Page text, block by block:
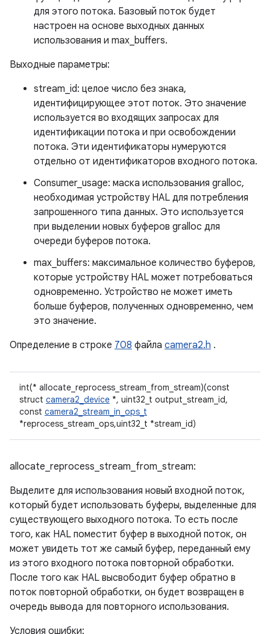
для этого потока. Базовый поток будет
настроен на основе выходных данных
использования и max_buffers.
Выходные параметры:
stream_id: целое число без знака,
идентифицирующее этот поток. Это значение
используется во входящих запросах для
идентификации потока и при освобождении
потока. Эти идентификаторы нумеруются
отдельно от идентификаторов входного потока.
Consumer_usage: маска использования gralloc,
необходимая устройству HAL для потребления
запрошенного типа данных. Это используется
при выделении новых буферов gralloc для
очереди буферов потока.
max_buffers: максимальное количество буферов,
которые устройству HAL может потребоваться
одновременно. Устройство не может иметь
больше буферов, полученных одновременно, чем
это значение.
Определение в строке 708 файла camera2.h .
int(* allocate_reprocess_stream_from_stream)(const
struct camera2_device *, uint32_t output_stream_id,
const camera2_stream_in_ops_t
*reprocess_stream_ops,uint32_t *stream_id)
allocate_reprocess_stream_from_stream:
Выделите для использования новый входной поток,
который будет использовать буферы, выделенные для
существующего выходного потока. То есть после
того, как HAL поместит буфер в выходной поток, он
может увидеть тот же самый буфер, переданный ему
из этого входного потока повторной обработки.
После того как HAL высвободит буфер обратно в
поток повторной обработки, он будет возвращен в
очередь вывода для повторного использования.
Условия ошибки: